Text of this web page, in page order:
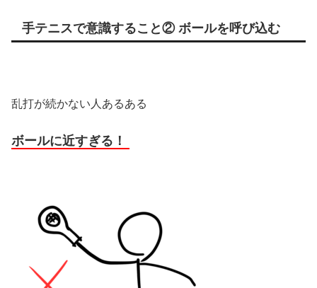
手テニスで意識すること② ボールを呼び込む
乱打が続かない人あるある
ボールに近すぎる！